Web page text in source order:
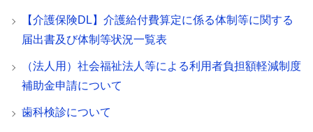
【介護保険DL】介護給付費算定に係る体制等に関する
届出書及び体制等状況一覧表
（法人用）社会福祉法人等による利用者負担額軽減制度
補助金申請について
歯科検診について